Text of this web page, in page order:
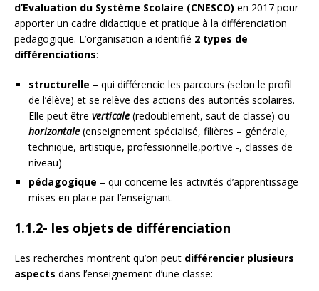
d’Evaluation du Système Scolaire (CNESCO) en 2017 pour
apporter un cadre didactique et pratique à la différenciation
pedagogique. L’organisation a identifié 2 types de
différenciations:
structurelle – qui différencie les parcours (selon le profil
de l’élève) et se relève des actions des autorités scolaires.
Elle peut être verticale (redoublement, saut de classe) ou
horizontale (enseignement spécialisé, filières – générale,
technique, artistique, professionnelle,portive -, classes de
niveau)
pédagogique – qui concerne les activités d’apprentissage
mises en place par l’enseignant
1.1.2- les objets de différenciation
Les recherches montrent qu’on peut différencier plusieurs
aspects dans l’enseignement d’une classe: